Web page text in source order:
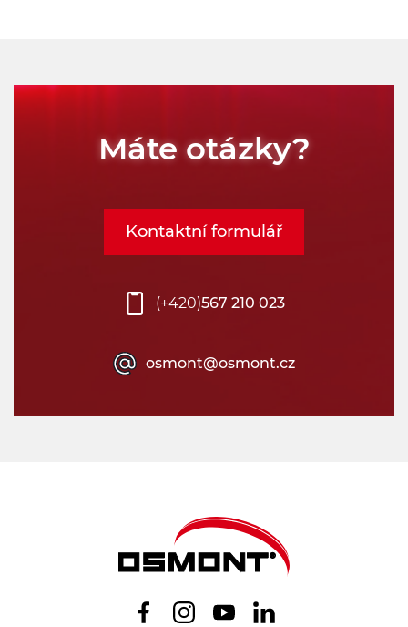
Máte otázky?
(+420)567 210 023
osmont@osmont.cz
Kontaktní formulář